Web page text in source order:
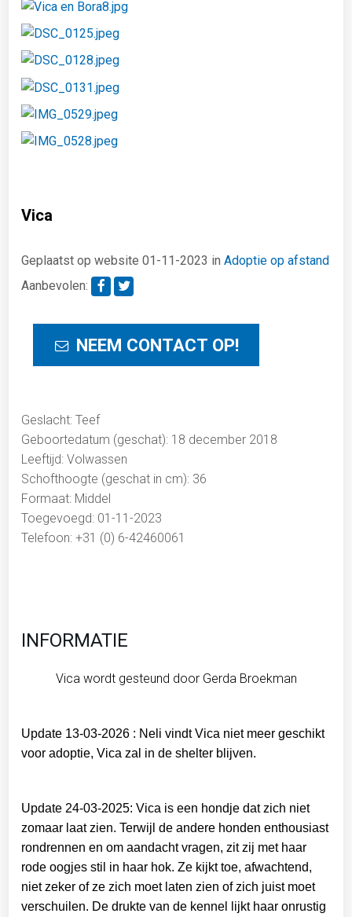
Vica
Geplaatst op website 01-11-2023 inAdoptie op afstand
Aanbevolen:
NEEM CONTACT OP!
Geslacht: Teef
Geboortedatum (geschat): 18 december 2018
Leeftijd: Volwassen
Schofthoogte (geschat in cm): 36
Formaat: Middel
Toegevoegd: 01-11-2023
Telefoon: +31 (0) 6-42460061
INFORMATIE
Vica wordt gesteund door Gerda Broekman
Update 13-03-2026 : Neli vindt Vica niet meer geschikt
voor adoptie, Vica zal in de shelter blijven.
Update 24-03-2025: Vica is een hondje dat zich niet
zomaar laat zien. Terwijl de andere honden enthousiast
rondrennen en om aandacht vragen, zit zij met haar
rode oogjes stil in haar hok. Ze kijkt toe, afwachtend,
niet zeker of ze zich moet laten zien of zich juist moet
verschuilen. De drukte van de kennel lijkt haar onrustig